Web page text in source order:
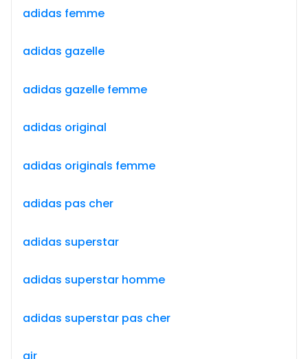
adidas femme
adidas gazelle
adidas gazelle femme
adidas original
adidas originals femme
adidas pas cher
adidas superstar
adidas superstar homme
adidas superstar pas cher